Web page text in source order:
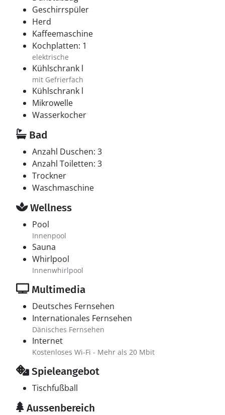
Geschirrspüler
Herd
Kaffeemaschine
Kochplatten: 1
elektrische
Kühlschrank l
mit Gefrierfach
Kühlschrank l
Mikrowelle
Wasserkocher
Bad
Anzahl Duschen: 3
Anzahl Toiletten: 3
Trockner
Waschmaschine
Wellness
Pool
Innenpool
Sauna
Whirlpool
Innenwhirlpool
Multimedia
Deutsches Fernsehen
Internationales Fernsehen
Dänisches Fernsehen
Internet
Kostenloses Wi-Fi - Mehr als 20 Mbit
Spieleangebot
Tischfußball
Aussenbereich